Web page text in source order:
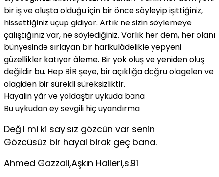
bir iş ve oluşta olduğu için bir önce söyleyip işittiğiniz,
hissettiğiniz uçup gidiyor. Artık ne sizin söylemeye
çalıştığınız var, ne söylediğiniz. Varlık her dem, her olanı
bünyesinde sırlayan bir harikulâdelikle yepyeni
güzellikler katıyor âleme. Bir yok oluş ve yeniden oluş
değildir bu. Hep BİR şeye, bir açıklığa doğru olagelen ve
olagiden bir sürekli süreksizliktir.
Hayalin yâr ve yoldaştır uykuda bana
Bu uykudan ey sevgili hiç uyandırma
Değil mi ki sayısız gözcün var senin
Gözcüsüz bir hayal birak geç bana.
Ahmed Gazzali,Aşkın Halleri,s.91